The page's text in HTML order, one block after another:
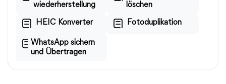
wiederherstellung
löschen
HEIC Konverter Fotoduplikation
WhatsApp sichern
und Übertragen